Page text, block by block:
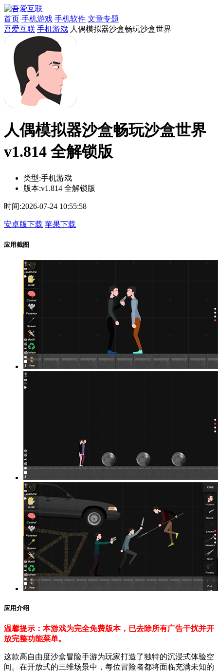
首页 手机游戏 手机软件 文章专题
吾爱互联 手机游戏 人偶模拟器沙盒畅玩沙盒世界
人偶模拟器沙盒畅玩沙盒世界
v1.814 全解锁版
类型:手机游戏
版本:v1.814 全解锁版
时间:2026-07-24 10:55:58
安卓版下载 苹果下载
应用截图
应用介绍
温馨提示：本游戏为完全免费版本，已去除所有广告干扰并开
放完整功能菜单。
这款高自由度沙盒冒险手游为玩家打造了独特的沉浸式体验空
间。在开放式的三维场景中，每位冒险者都将面临充满未知的